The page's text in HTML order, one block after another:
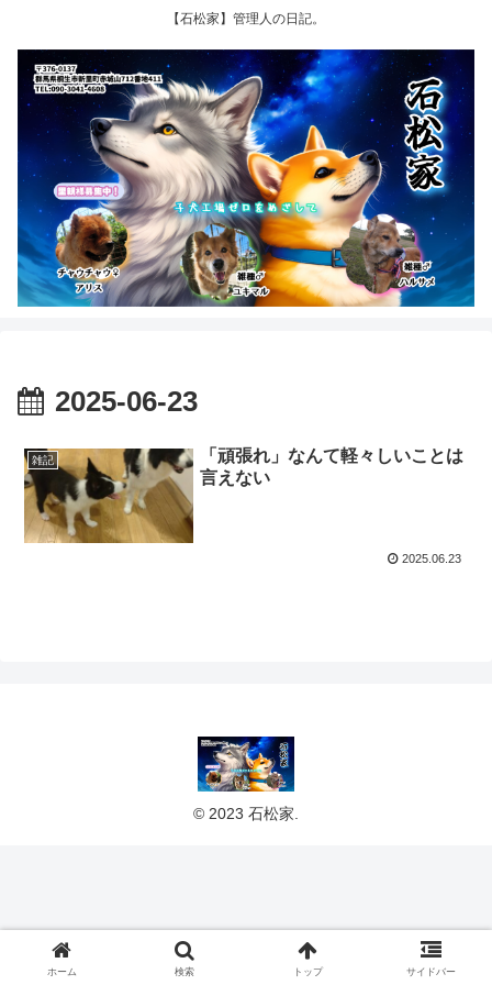
【石松家】管理人の日記。
2025-06-23
雑記
「頑張れ」なんて軽々しいことは
言えない
2025.06.23
© 2023 石松家.
ホーム 検索 トップ サイドバー